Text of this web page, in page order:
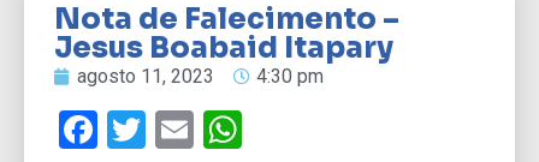
Nota de Falecimento –
Jesus Boabaid Itapary
agosto 11, 2023 4:30 pm
Facebook
Twitter
Email